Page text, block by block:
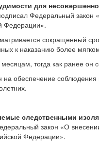
для
Федеральный закон
Федерации».
сокращенный
к наказанию более
тогда как ранее он
обеспечение соблюдения
следственными
закон «О
Федерации».